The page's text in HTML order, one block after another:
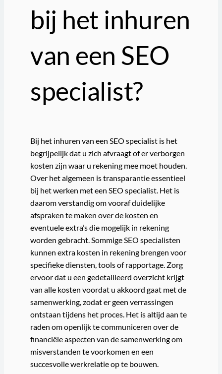
bij het inhuren
van een SEO
specialist?
Bij het inhuren van een SEO specialist is het
begrijpelijk dat u zich afvraagt of er verborgen
kosten zijn waar u rekening mee moet houden.
Over het algemeen is transparantie essentieel
bij het werken met een SEO specialist. Het is
daarom verstandig om vooraf duidelijke
afspraken te maken over de kosten en
eventuele extra’s die mogelijk in rekening
worden gebracht. Sommige SEO specialisten
kunnen extra kosten in rekening brengen voor
specifieke diensten, tools of rapportage. Zorg
ervoor dat u een gedetailleerd overzicht krijgt
van alle kosten voordat u akkoord gaat met de
samenwerking, zodat er geen verrassingen
ontstaan tijdens het proces. Het is altijd aan te
raden om openlijk te communiceren over de
financiële aspecten van de samenwerking om
misverstanden te voorkomen en een
succesvolle werkrelatie op te bouwen.